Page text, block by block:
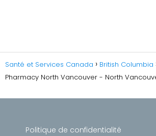
Santé et Services Canada British Columbia
Pharmacy North Vancouver - North
Politique de confidentialité